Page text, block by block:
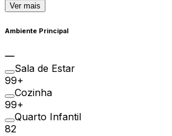
Ver mais
Ambiente Principal
Sala de Estar
99+
Cozinha
99+
Quarto Infantil
82